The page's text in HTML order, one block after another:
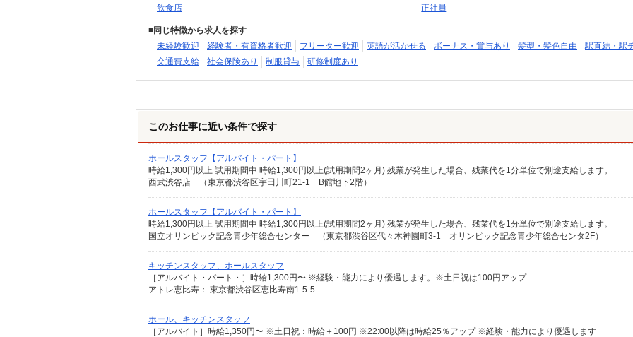
飲食店 正社員
同じ特徴から求人を探す
未経験歓迎
経験者・有資格者歓迎 フリーター歓迎 英語が活かせる ボーナス・賞与あり 髪型・髪色自由
駅直結・駅
交通費支給
社会保険あり 制服貸与 研修制度あり
このお仕事に近い条件で探す
ホールスタッフ【アルバイト・パート】
時給1,300円以上 試用期間中 時給1,300円以上(試用期間2ヶ月) 残業が発生した場合、残業代を1分単位で別途支給します。
西武渋谷店 （東京都渋谷区宇田川町21-1 B館地下2階）
ホールスタッフ【アルバイト・パート】
時給1,300円以上 試用期間中 時給1,300円以上(試用期間2ヶ月) 残業が発生した場合、残業代を1分単位で別途支給します。
国立オリンピック記念青少年総合センター （東京都渋谷区代々木神園町3-1 オリンピック記念青少年総合センタ2F）
キッチンスタッフ、ホールスタッフ
［アルバイト・パート・］時給1,300円〜 ※経験・能力により優遇します。※土日祝は100円アップ
アトレ恵比寿： 東京都渋谷区恵比寿南1-5-5
ホール、キッチンスタッフ
［アルバイト］時給1,350円〜 ※土日祝：時給＋100円 ※22:00以降は時給25％アップ ※経験・能力により優遇します